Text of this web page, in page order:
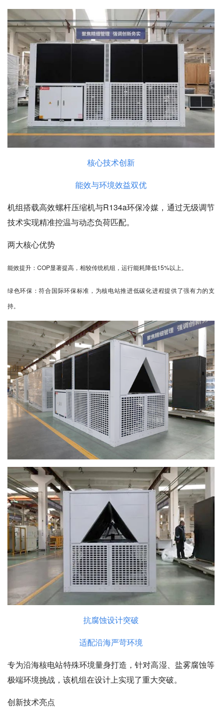
核心技术创新
能效与环境效益双优
机组搭载高效螺杆压缩机与R134a环保冷媒，通过无级调节
技术实现精准控温与动态负荷匹配。
两大核心优势
能效提升：COP显著提高，相较传统机组，运行能耗降低15%以上。
绿色环保：符合国际环保标准，为核电站推进低碳化进程提供了强有力的支
持。
抗腐蚀设计突破
适配沿海严苛环境
专为沿海核电站特殊环境量身打造，针对高湿、盐雾腐蚀等
极端环境挑战，该机组在设计上实现了重大突破。
创新技术亮点